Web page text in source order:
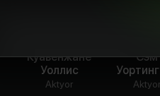
Куавенжане
Уоллис
Aktyor
Сэм
Aktyor